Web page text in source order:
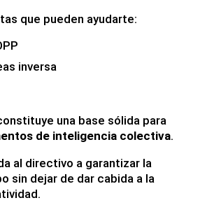
que pueden ayudarte:
inversa
una base sólida para
de inteligencia colectiva.
al directivo a garantizar la
sin dejar de dar cabida a la